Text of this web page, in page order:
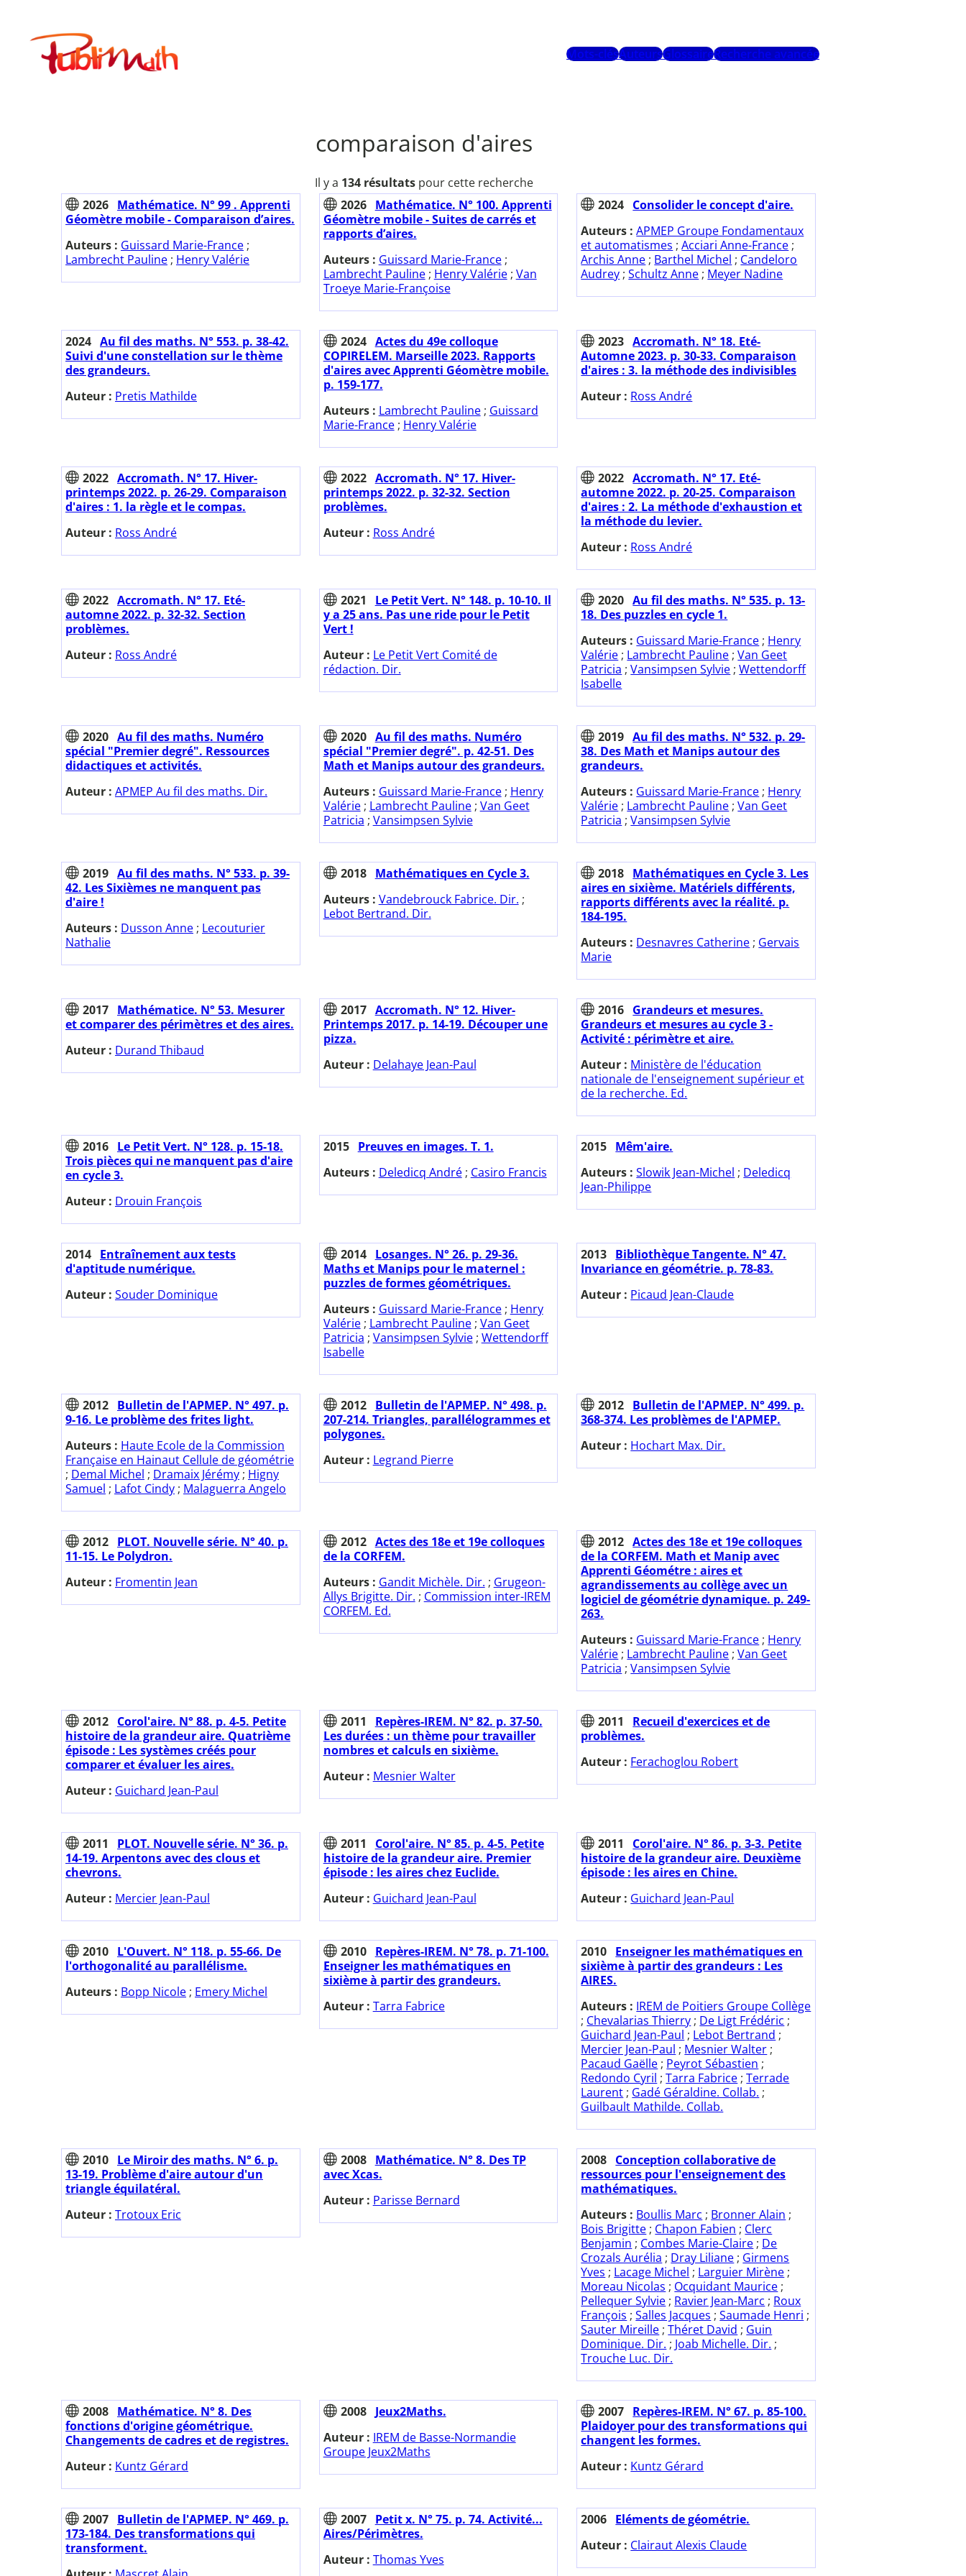
contenuPublimath
Mots-clésAuteursGlossaireRecherche avancée
comparaison d'aires
Il y a 134 résultats pour cette recherche
2026 Mathématice. N° 99 . Apprenti
Géomètre mobile - Comparaison d’aires.
Auteurs : Guissard Marie-France ;
Lambrecht Pauline ; Henry Valérie
2026
Mathématice. N° 100. Apprenti
Géomètre mobile - Suites de carrés et
rapports d’aires.
Auteurs : Guissard Marie-France;
Lambrecht Pauline; Henry Valérie; Van
Troeye Marie-Françoise
2024 Consolider le concept d'aire.
Auteurs :APMEP Groupe Fondamentaux
et automatismes ;Acciari Anne-France ;
Archis Anne ; Barthel Michel ; Candeloro
Audrey ;Schultz Anne ; Meyer Nadine
2024 Au fil des maths. N° 553. p. 38-42.
Suivi d'une constellation sur le thème
des grandeurs.
Auteur : Pretis Mathilde
2024 Actes du 49e colloque
COPIRELEM. Marseille 2023. Rapports
d'aires avec Apprenti Géomètre mobile.
p. 159-177.
Auteurs : Lambrecht Pauline; Guissard
Marie-France; Henry Valérie
2023 Accromath. N° 18. Eté-
Automne 2023. p. 30-33. Comparaison
d'aires : 3. la méthode des indivisibles
Auteur : Ross André
2022 Accromath. N° 17. Hiver-
printemps 2022. p. 26-29. Comparaison
d'aires : 1. la règle et le compas.
Auteur : Ross André
2022 Accromath. N° 17. Hiver-
printemps 2022. p. 32-32. Section
problèmes.
Auteur : Ross André
2022 Accromath. N° 17. Eté-
automne 2022. p. 20-25. Comparaison
d'aires : 2. La méthode d'exhaustion et
la méthode du levier.
Auteur : Ross André
2022 Accromath. N° 17. Eté-
automne 2022. p. 32-32. Section
problèmes.
Auteur : Ross André
2021
Le Petit Vert. N° 148. p. 10-10. Il
y a 25 ans. Pas une ride pour le Petit
Vert !
Auteur : Le Petit Vert Comité de
rédaction. Dir.
2020 Au fil des maths. N° 535. p. 13-
18. Des puzzles en cycle 1.
Auteurs : Guissard Marie-France ; Henry
Valérie ; Lambrecht Pauline ;Van Geet
Patricia ;Vansimpsen Sylvie ;Wettendorff
Isabelle
2020 Au fil des maths. Numéro
spécial "Premier degré". Ressources
didactiques et activités.
Auteur : APMEP Au fil des maths. Dir.
2020 Au fil des maths. Numéro
spécial "Premier degré". p. 42-51. Des
Math et Manips autour des grandeurs.
Auteurs : Guissard Marie-France; Henry
Valérie; Lambrecht Pauline; Van Geet
Patricia ; Vansimpsen Sylvie
2019 Au fil des maths. N° 532. p. 29-
38. Des Math et Manips autour des
grandeurs.
Auteurs : Guissard Marie-France ; Henry
Valérie ; Lambrecht Pauline ;Van Geet
Patricia ;Vansimpsen Sylvie
2019 Au fil des maths. N° 533. p. 39-
42. Les Sixièmes ne manquent pas
d'aire !
Auteurs : Dusson Anne ; Lecouturier
Nathalie
2018
Mathématiques en Cycle 3.
Auteurs : Vandebrouck Fabrice. Dir. ;
Lebot Bertrand. Dir.
2018 Mathématiques en Cycle 3. Les
aires en sixième. Matériels différents,
rapports différents avec la réalité. p.
184-195.
Auteurs : Desnavres Catherine ; Gervais
Marie
2017 Mathématice. N° 53. Mesurer
et comparer des périmètres et des aires.
Auteur : Durand Thibaud
2017 Accromath. N° 12. Hiver-
Printemps 2017. p. 14-19. Découper une
pizza.
Auteur : Delahaye Jean-Paul
2016 Grandeurs et mesures.
Grandeurs et mesures au cycle 3 -
Activité : périmètre et aire.
Auteur : Ministère de l'éducation
nationale de l'enseignement supérieur et
de la recherche. Ed.
2016 Le Petit Vert. N° 128. p. 15-18.
Trois pièces qui ne manquent pas d'aire
en cycle 3.
Auteur : Drouin François
2015
Preuves en images. T. 1.
Auteurs : Deledicq André; Casiro Francis
2015 Mêm'aire.
Auteurs :Slowik Jean-Michel ; Deledicq
Jean-Philippe
2014 Entraînement aux tests
d'aptitude numérique.
Auteur : Souder Dominique
2014
Losanges. N° 26. p. 29-36.
Maths et Manips pour le maternel :
puzzles de formes géométriques.
Auteurs : Guissard Marie-France; Henry
Valérie; Lambrecht Pauline; Van Geet
Patricia ; Vansimpsen Sylvie; Wettendorff
Isabelle
2013 Bibliothèque Tangente. N° 47.
Invariance en géométrie. p. 78-83.
Auteur : Picaud Jean-Claude
2012 Bulletin de l'APMEP. N° 497. p.
9-16. Le problème des frites light.
Auteurs : Haute Ecole de la Commission
Française en Hainaut Cellule de géométrie
; Demal Michel ; Dramaix Jérémy ; Higny
Samuel ; Lafot Cindy ; Malaguerra Angelo
2012
Bulletin de l'APMEP. N° 498. p.
207-214. Triangles, parallélogrammes et
polygones.
Auteur : Legrand Pierre
2012 Bulletin de l'APMEP. N° 499. p.
368-374. Les problèmes de l'APMEP.
Auteur : Hochart Max. Dir.
2012 PLOT. Nouvelle série. N° 40. p.
11-15. Le Polydron.
Auteur : Fromentin Jean
2012 Actes des 18e et 19e colloques
de la CORFEM.
Auteurs : Gandit Michèle. Dir. ; Grugeon-
Allys Brigitte. Dir. ; Commission inter-IREM
CORFEM. Ed.
2012 Actes des 18e et 19e colloques
de la CORFEM. Math et Manip avec
Apprenti Géométre : aires et
agrandissements au collège avec un
logiciel de géométrie dynamique. p. 249-
263.
Auteurs : Guissard Marie-France ; Henry
Valérie ; Lambrecht Pauline ;Van Geet
Patricia ;Vansimpsen Sylvie
2012 Corol'aire. N° 88. p. 4-5. Petite
histoire de la grandeur aire. Quatrième
épisode : Les systèmes créés pour
comparer et évaluer les aires.
Auteur : Guichard Jean-Paul
2011
Repères-IREM. N° 82. p. 37-50.
Les durées : un thème pour travailler
nombres et calculs en sixième.
Auteur : Mesnier Walter
2011
Recueil d'exercices et de
problèmes.
Auteur : Ferachoglou Robert
2011
PLOT. Nouvelle série. N° 36. p.
14-19. Arpentons avec des clous et
chevrons.
Auteur : Mercier Jean-Paul
2011
Corol'aire. N° 85. p. 4-5. Petite
histoire de la grandeur aire. Premier
épisode : les aires chez Euclide.
Auteur : Guichard Jean-Paul
2011
Corol'aire. N° 86. p. 3-3. Petite
histoire de la grandeur aire. Deuxième
épisode : les aires en Chine.
Auteur : Guichard Jean-Paul
2010 L'Ouvert. N° 118. p. 55-66. De
l'orthogonalité au parallélisme.
Auteurs : Bopp Nicole ; Emery Michel
2010
Repères-IREM. N° 78. p. 71-100.
Enseigner les mathématiques en
sixième à partir des grandeurs.
Auteur : Tarra Fabrice
2010 Enseigner les mathématiques en
sixième à partir des grandeurs : Les
AIRES.
Auteurs : IREM de Poitiers Groupe Collège
; Chevalarias Thierry ; De Ligt Frédéric ;
Guichard Jean-Paul ; Lebot Bertrand ;
Mercier Jean-Paul ; Mesnier Walter ;
Pacaud Gaëlle ; Peyrot Sébastien ;
Redondo Cyril ;Tarra Fabrice ;Terrade
Laurent ; Gadé Géraldine. Collab. ;
Guilbault Mathilde. Collab.
2010 Le Miroir des maths. N° 6. p.
13-19. Problème d'aire autour d'un
triangle équilatéral.
Auteur : Trotoux Eric
2008
Mathématice. N° 8. Des TP
avec Xcas.
Auteur : Parisse Bernard
2008 Conception collaborative de
ressources pour l'enseignement des
mathématiques.
Auteurs : Boullis Marc ; Bronner Alain ;
Bois Brigitte ; Chapon Fabien ; Clerc
Benjamin ; Combes Marie-Claire ; De
Crozals Aurélia ; Dray Liliane ; Girmens
Yves ; Lacage Michel ; Larguier Mirène ;
Moreau Nicolas ; Ocquidant Maurice ;
Pellequer Sylvie ; Ravier Jean-Marc ; Roux
François ;Salles Jacques ;Saumade Henri ;
Sauter Mireille ;Théret David ; Guin
Dominique. Dir. ; Joab Michelle. Dir. ;
Trouche Luc. Dir.
2008 Mathématice. N° 8. Des
fonctions d'origine géométrique.
Changements de cadres et de registres.
Auteur : Kuntz Gérard
2008
Jeux2Maths.
Auteur : IREM de Basse-Normandie
Groupe Jeux2Maths
2007 Repères-IREM. N° 67. p. 85-100.
Plaidoyer pour des transformations qui
changent les formes.
Auteur : Kuntz Gérard
2007 Bulletin de l'APMEP. N° 469. p.
173-184. Des transformations qui
transforment.
2007
Petit x. N° 75. p. 74. Activité...
Aires/Périmètres.
Auteur : Thomas Yves
2006 Eléments de géométrie.
Auteur : Clairaut Alexis Claude